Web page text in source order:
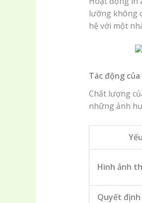
lưỡng không
hệ với một
Tác động
Chất lượng
những ảnh
Hình ảnh
Quyết